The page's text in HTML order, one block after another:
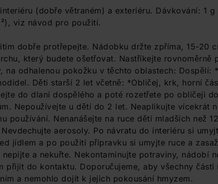
(dobře větraném) a exteriéru. Dávkování: 1 g
viz návod pro použití.
dobře protřepejte. Nádobku držte zpříma, 15-20
který budete ošetřovat. Nastříkejte rovnoměrně
na odhalenou pokožku v těchto oblastech: Dospělí:
Děti starší 2 let včetně: *Obličej, krk, horní
do dlaní dospělého a poté rozetřete po obličeji
Nepoužívejte u dětí do 2 let. Neaplikujte vícekrát
používání. Nenanášejte na ruce dětí mladších než
aerosoly. Po návratu do interiéru si
jídlem a po použití přípravku si umyjte ruce a
a nekuřte. Nekontaminujte potraviny, nádobí
přijít do kontaktu. Doporučujeme, aby všechny části
a nemohlo dojít k jejich pokousání hmyzem.